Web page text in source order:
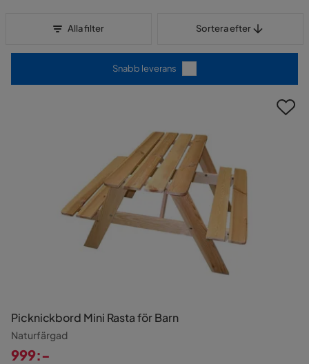
Alla filter Sortera efter
Snabb leverans
Picknickbord Mini Rasta för Barn
Naturfärgad
999:-